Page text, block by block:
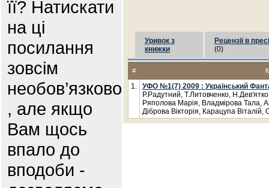
її? Натискати
на ці
посилання
зовсім
необов’язково
, але якщо
Вам щось
впало до
вподоби -
Уривок з
книжки
Рецензії в пресі
(0)
#
1.
УФО №1(7) 2009 : Український
Р.Радутний, Т.Литовченко,
Ряполова Марія, Владмірова Тала,
Діброва Вікторія, Карацупа Віталій,